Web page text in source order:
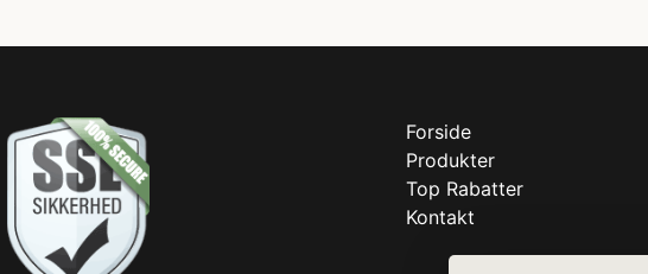
Forside
Produkter
Top Rabatter
Kontakt